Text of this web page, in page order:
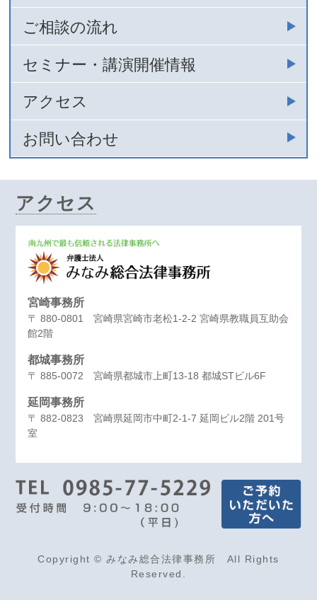
ご相談の流れ
セミナー・講演開催情報
アクセス
お問い合わせ
アクセス
宮崎事務所
〒 880-0801 宮崎県宮崎市老松1-2-2 宮崎県教職員互助会
館2階
都城事務所
〒 885-0072 宮崎県都城市上町13-18 都城STビル6F
延岡事務所
〒 882-0823 宮崎県延岡市中町2-1-7 延岡ビル2階 201号
室
Copyright © みなみ総合法律事務所 All Rights
Reserved.